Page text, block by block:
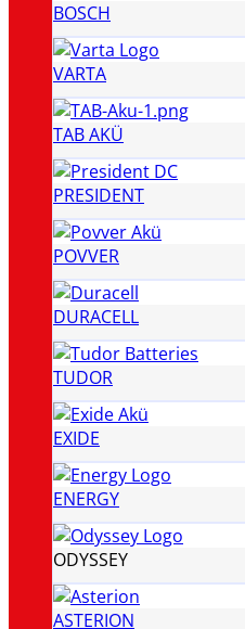
BOSCH
VARTA
TAB AKÜ
PRESIDENT
POVVER
DURACELL
TUDOR
EXIDE
ENERGY
ODYSSEY
ASTERION